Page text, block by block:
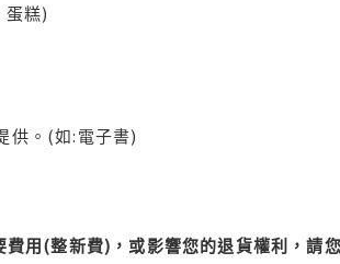
蛋糕)
供。(如:電子書)
用(整新費)，或影響您的退貨權利，請